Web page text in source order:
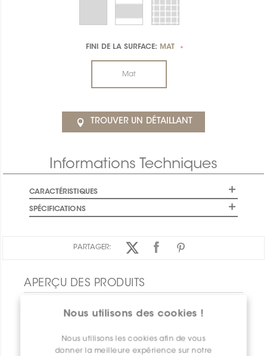
Nous utilisons des cookies !
Nous utilisons les cookies afin de vous
donner la meilleure expérience sur notre
FINI DE LA SURFACE: MAT *
Mat
TROUVER UN DÉTAILLANT
Informations Techniques
CARACTÉRISTIQUES
SPÉCIFICATIONS
PARTAGER:
APERÇU DES PRODUITS